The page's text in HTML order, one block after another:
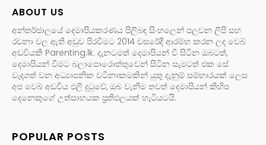
ABOUT US
අන්තර්ජාලයේ දෙමාපියකරණය පිලිබඳ සිංහලෙන් පලවන ලිපි සහ
රචනා වල ඇති අඩුව පිරවීමට 2014 වසරේදී ආරම්භ කරන ලද වෙබ්
අඩවියකි Parenting.lk. දැනටමත් දෙමාපියන් වී සිටින ඔබටත්,
දෙමාපියන් වීමට බලාපොරොත්තුවෙන් සිටින සැමටත් එක සේ
වැදගත් වන අධ්‍යාපනික වටිනාකමකින් යුතු දැනුම් සම්භාරයක් ලෙස
අප වෙබ් අඩවිය එලි දුටුවේ, ඔබ වැනිම තවත් දෙමාපියන් කිහිප
දෙනෙකුගේ උත්සාහයක ප්‍රතිඵලයක් හැටියටයි.
POPULAR POSTS